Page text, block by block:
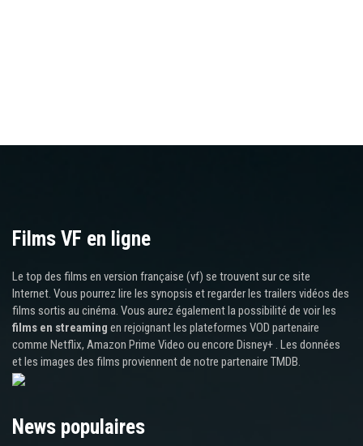
Films VF en ligne
Le top des films en version française (vf) se trouvent sur ce site
Internet. Vous pourrez lire les synopsis et regarder les trailers vidéos des
films sortis au cinéma. Vous aurez également la possibilité de voir les
films en streaming en rejoignant les plateformes VOD partenaire
comme Netflix, Amazon Prime Video ou encore Disney+ . Les données
et les images des films proviennent de notre partenaire TMDB.
News populaires